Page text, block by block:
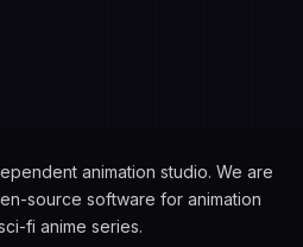
animation studio. We are
source software for animation
fi anime series.